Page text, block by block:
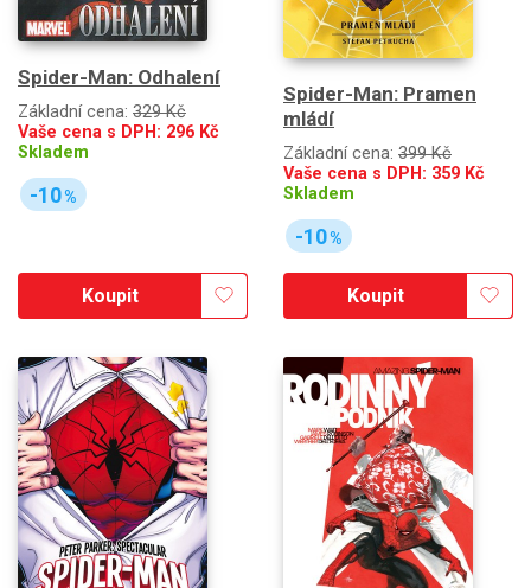
Spider-Man: Odhalení
Základní cena: 329 Kč
Vaše cena s DPH: 296 Kč
Skladem
-10%
Koupit
Spider-Man: Pramen
mládí
Základní cena: 399 Kč
Vaše cena s DPH: 359 Kč
Skladem
-10%
Koupit